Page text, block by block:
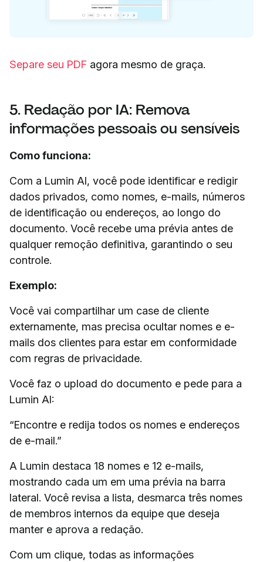
Separe seu PDF agora mesmo de graça.
5. Redação por IA: Remova
informações pessoais ou sensíveis
Como funciona:
Com a Lumin AI, você pode identificar e redigir
dados privados, como nomes, e-mails, números
de identificação ou endereços, ao longo do
documento. Você recebe uma prévia antes de
qualquer remoção definitiva, garantindo o seu
controle.
Exemplo:
Você vai compartilhar um case de cliente
externamente, mas precisa ocultar nomes e e-
mails dos clientes para estar em conformidade
com regras de privacidade.
Você faz o upload do documento e pede para a
Lumin AI:
“Encontre e redija todos os nomes e endereços
de e-mail.”
A Lumin destaca 18 nomes e 12 e-mails,
mostrando cada um em uma prévia na barra
lateral. Você revisa a lista, desmarca três nomes
de membros internos da equipe que deseja
manter e aprova a redação.
Com um clique, todas as informações